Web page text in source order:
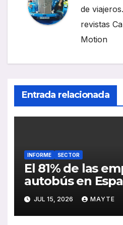
de
revistas
Motion
Entrada relacionada
INFORME SECTOR
El 81% de las
autobús en
serias
encontrar
JUL 15, 2026 MAYTE